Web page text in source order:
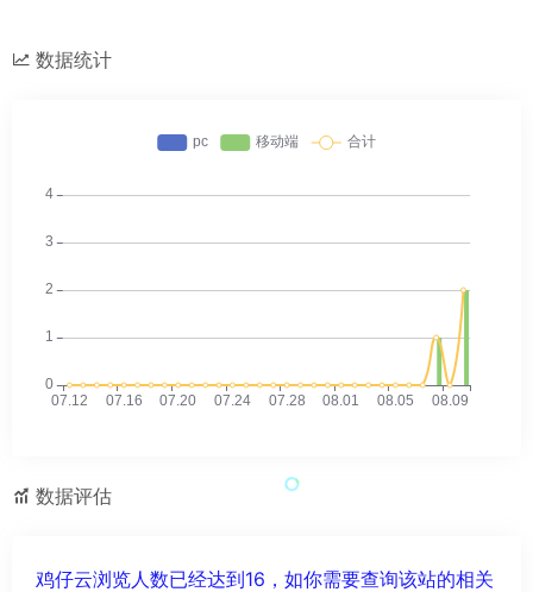
数据统计
数据评估
鸡仔云浏览人数已经达到16，如你需要查询该站的相关